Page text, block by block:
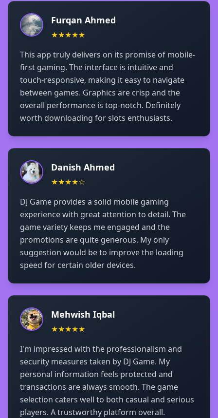
Furqan Ahmed
★★★★★
This app truly delivers on its promise of mobile-
first gaming. The interface is intuitive and
touch-responsive, making it easy to navigate
between games. Graphics are crisp and the
overall performance is top-notch. Definitely
worth downloading for slots enthusiasts.
Danish Ahmed
★★★★☆
DJ Game provides a solid mobile gaming
experience with great attention to detail. The
game variety keeps me engaged and the
promotions are quite generous. My only
suggestion would be to improve the loading
speed for certain older devices.
Mehwish Iqbal
★★★★★
I'm impressed with the professionalism and
security measures taken by DJ Game. My
personal information feels protected and
transactions are always smooth. The game
selection caters well to both casual and serious
players. A trustworthy platform overall.